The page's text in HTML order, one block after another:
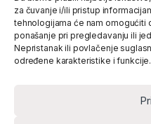
za čuvanje i/ili pristup
tehnologijama će nam omogućiti
ponašanje pri pregledavanju ili
Nepristanak ili povlačenje
određene karakteristike i funkcije.